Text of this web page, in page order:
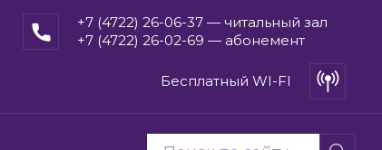
+7 (4722) 26-06-37 — читальный зал
+7 (4722) 26-02-69 — абонемент
Бесплатный WI-FI